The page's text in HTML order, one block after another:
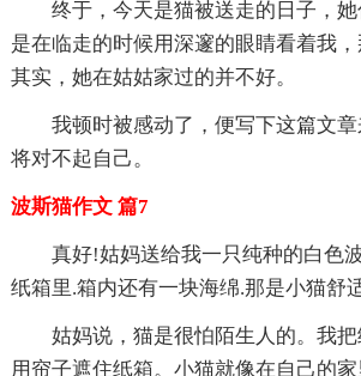
终于，今天是猫被送走的日子，
是在临走的时候用深邃的眼睛看着我，
其实，她在姑姑家过的并不好。
我顿时被感动了，便写下这篇文章
将对不起自己。
波斯猫作文 篇7
真好!姑妈送给我一只纯种的白色
纸箱里.箱内还有一块海绵.那是小猫舒
姑妈说，猫是很怕陌生人的。我把
用帘子遮住纸箱。小猫就像在自己的